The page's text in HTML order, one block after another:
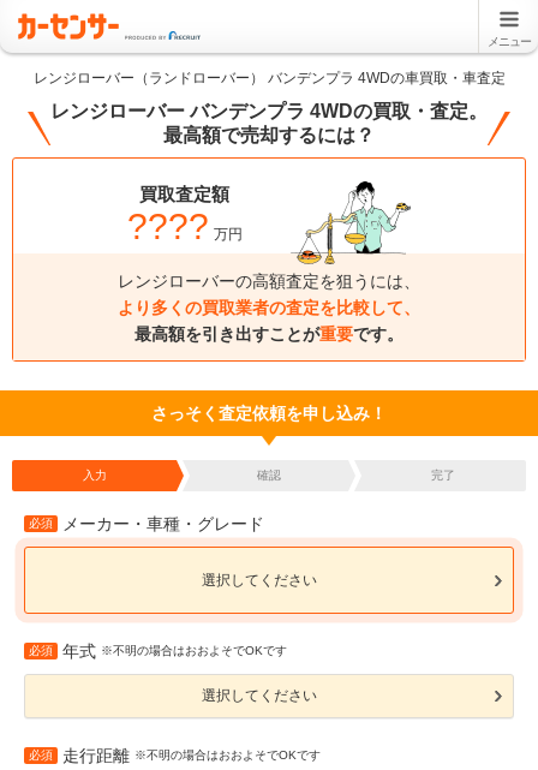
メニュー
レンジローバー（ランドローバー） バンデンプラ 4WDの車買取・車査定
レンジローバー バンデンプラ 4WDの買取・査定。
最高額で売却するには？
買取査定額
???? 万円
レンジローバーの高額査定を狙うには、
より多くの買取業者の査定を比較して、
最高額を引き出すことが重要です。
さっそく査定依頼を申し込み！
入力 確認 完了
必須 メーカー・車種・グレード
選択してください
必須 年式 ※不明の場合はおおよそでOKです
選択してください
必須 走行距離 ※不明の場合はおおよそでOKです